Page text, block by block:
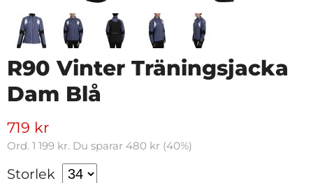
R90 Vinter Träningsjacka
Dam Blå
719 kr
Ord. 1 199 kr. Du sparar 480 kr (40%)
Storlek